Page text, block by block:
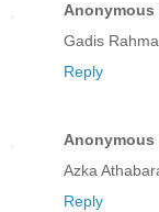
Anonymous
Gadis
Reply
Anonymous
Azka
Reply